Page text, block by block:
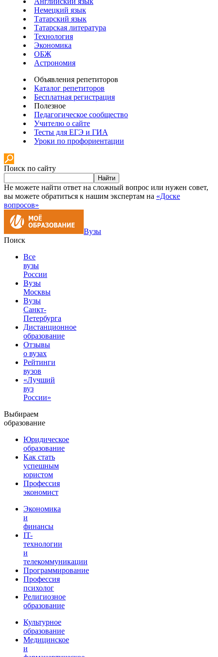
Немецкий язык
Татарский язык
Татарская литература
Технология
Экономика
ОБЖ
Астрономия
Объявления репетиторов
Каталог репетиторов
Бесплатная регистрация
Полезное
Педагогическое сообщество
Учителю о сайте
Тесты для ЕГЭ и ГИА
Уроки по профориентации
Поиск по сайту
Найти
Не можете найти ответ на сложный вопрос или нужен совет,
вы можете обратиться к нашим экспертам на «Доске
вопросов»
Вузы
Поиск
Все
вузы
России
Вузы
Москвы
Вузы
Санкт-
Петербурга
Дистанционное
образование
Отзывы
о вузах
Рейтинги
вузов
«Лучший
вуз
России»
Выбираем
образование
Юридическое
образование
Как стать
успешным
юристом
Профессия
экономист
Экономика
и
финансы
IT-
технологии
и
телекоммуникации
Программирование
Профессия
психолог
Религиозное
образование
Культурное
образование
Медицинское
и